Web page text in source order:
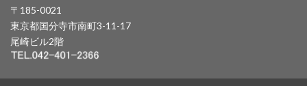
〒185-0021
東京都国分寺市南町3-11-17
尾崎ビル2階